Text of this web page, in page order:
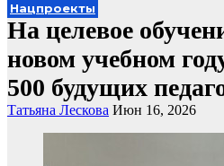
Нацпроекты
На целевое
новом учебном
500 будущих
Татьяна Лескова Июн 16, 2026